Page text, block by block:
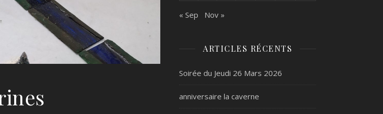
« Sep Nov »
ARTICLES RÉCENTS
Soirée du Jeudi 26 Mars 2026
anniversaire la caverne